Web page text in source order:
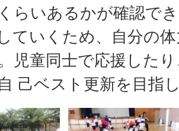
らいあるかが確認で
ていくため、自分の
児童同士で応援した
己ベスト更新を目指